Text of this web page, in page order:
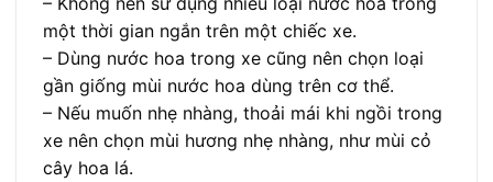
một thời gian ngắn trên một chiếc xe.
– Dùng nước hoa trong xe cũng nên chọn loại
gần giống mùi nước hoa dùng trên cơ thể.
– Nếu muốn nhẹ nhàng, thoải mái khi ngồi trong
xe nên chọn mùi hương nhẹ nhàng, như mùi cỏ
cây hoa lá.